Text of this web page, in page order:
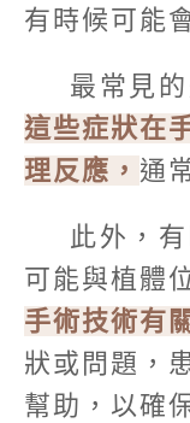
有時候可能
最常見
這些症狀在
理反應， 通
此外，
可能與植體
手術技術有關
狀或問題，
幫助，以確